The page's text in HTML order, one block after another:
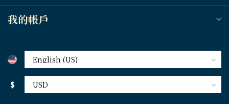
我的帳戶
$